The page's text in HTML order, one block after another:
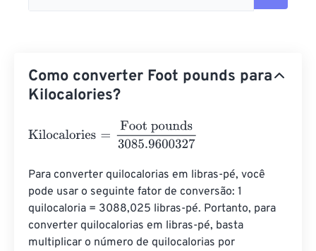
Como converter Foot pounds para
Kilocalories?
Kilocalories Foot pounds3085.9600327
Para converter quilocalorias em libras-pé, você
pode usar o seguinte fator de conversão: 1
quilocaloria = 3088,025 libras-pé. Portanto, para
converter quilocalorias em libras-pé, basta
multiplicar o número de quilocalorias por